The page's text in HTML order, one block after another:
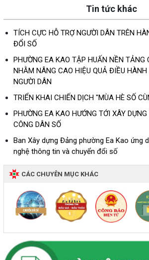
Tin tức khác
TÍCH CỰC HỖ TRỢ NGƯỜI DÂN TRÊN
ĐỔI SỐ
PHƯỜNG EA KAO TẬP HUẤN NỀN TẢNG
NHẰM NÂNG CAO HIỆU QUẢ ĐIỀU
NGƯỜI DÂN
TRIỂN KHAI CHIẾN DỊCH "MÙA HÈ SỐ
PHƯỜNG EA KAO HƯỚNG TỚI XÂY
CÔNG DÂN SỐ
Ban Xây dựng Đảng phường Ea Kao ứng
nghệ thông tin và chuyển đổi số
CÁC CHUYÊN MỤC KHÁC